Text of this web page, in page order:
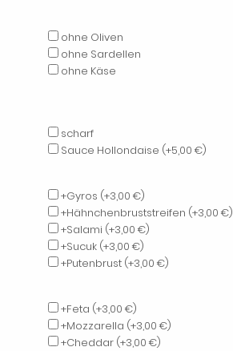
ohne Oliven
ohne Sardellen
ohne Käse
scharf
Sauce Hollondaise (+5,00 €)
+Gyros (+3,00 €)
+Hähnchenbruststreifen (+3,00 €)
+Salami (+3,00 €)
+Sucuk (+3,00 €)
+Putenbrust (+3,00 €)
+Feta (+3,00 €)
+Mozzarella (+3,00 €)
+Cheddar (+3,00 €)